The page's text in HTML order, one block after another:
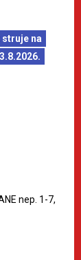
struje na
nep. 1-7,